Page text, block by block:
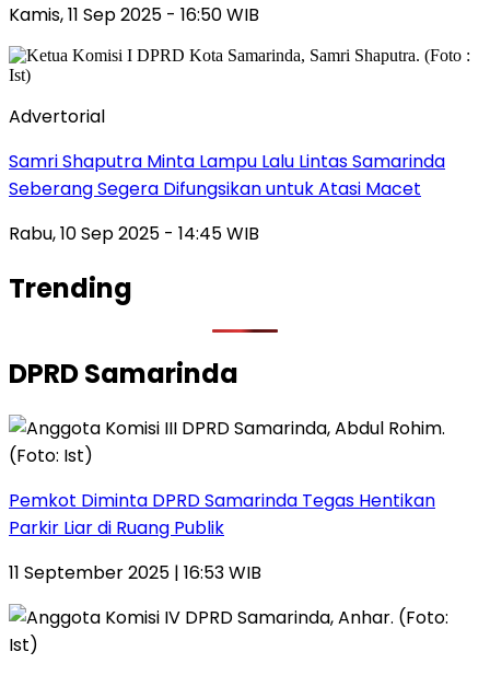
Kamis, 11 Sep 2025 - 16:50 WIB
Advertorial
Samri Shaputra Minta Lampu Lalu Lintas Samarinda
Seberang Segera Difungsikan untuk Atasi Macet
Rabu, 10 Sep 2025 - 14:45 WIB
Trending
DPRD Samarinda
Pemkot Diminta DPRD Samarinda Tegas Hentikan
Parkir Liar di Ruang Publik
11 September 2025 | 16:53 WIB